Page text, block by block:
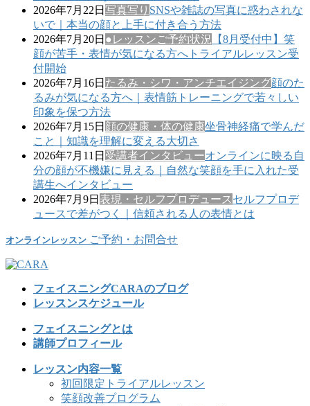
2026年7月22日 写真写り SNSや雑誌の写真に惑わされな
いで｜本当の顔と上手に付き合う方法
2026年7月20日 ●レッスンご予約状況
【8月受付中】笑
顔が苦手・表情が気になる方へトライアルレッスン受
付開始
2026年7月16日 たるみ・シワ・アンチエイジング顔のた
るみが気になる方へ｜表情筋トレーニングで若々しい
印象を保つ方法
2026年7月15日 顔の健康・体の健康坐骨神経痛で学んだ
こと｜知識を理解に変える大切さ
2026年7月11日 受講者インタビューオンラインに映る自
分の顔が不機嫌に見える｜自然な笑顔を手に入れた受
講生へインタビュー
2026年7月9日 表現・セルフプロデュース セルフプロデ
ュースで差がつく｜信頼される人の表情とは
オンラインレッスン ご予約・お問合せ
フェイスニングCARAのブログ
レッスンスケジュール
フェイスニングとは
講師プロフィール
レッスン内容一覧
初回限定トライアルレッスン
笑顔改善プログラム